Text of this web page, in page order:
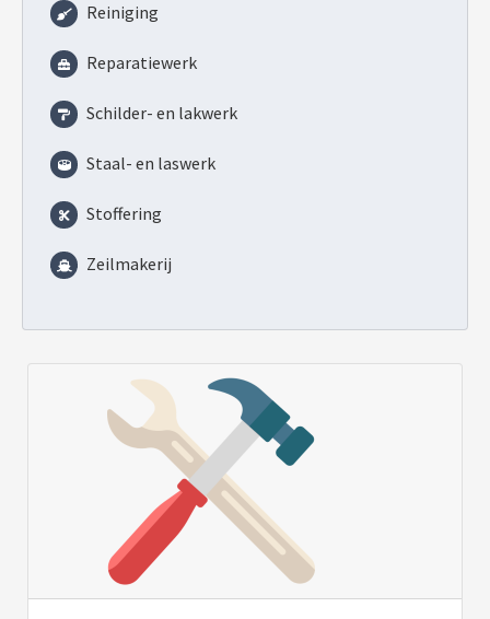
Reiniging
Reparatiewerk
Schilder- en lakwerk
Staal- en laswerk
Stoffering
Zeilmakerij